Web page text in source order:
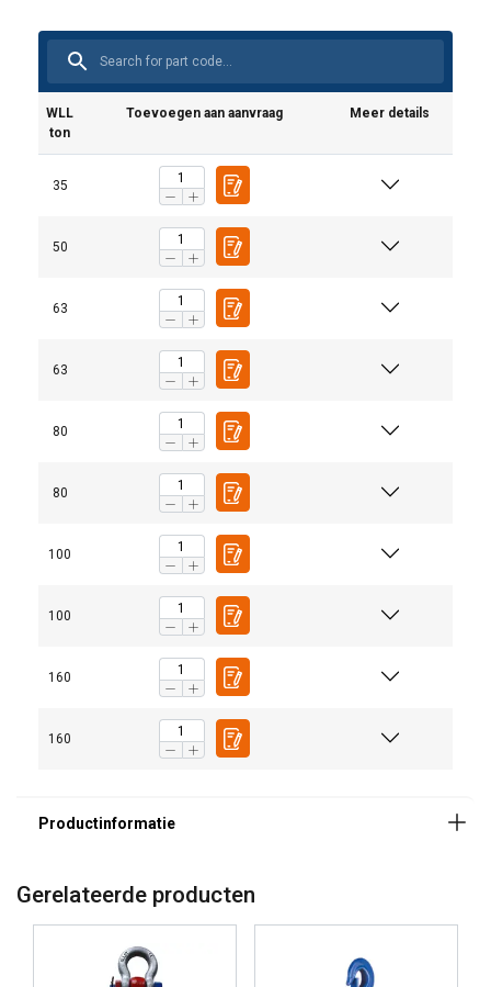
WLL
ton
Toevoegen aan aanvraag Meer details
35
50
63
63
80
80
100
100
160
160
Gerelateerde producten